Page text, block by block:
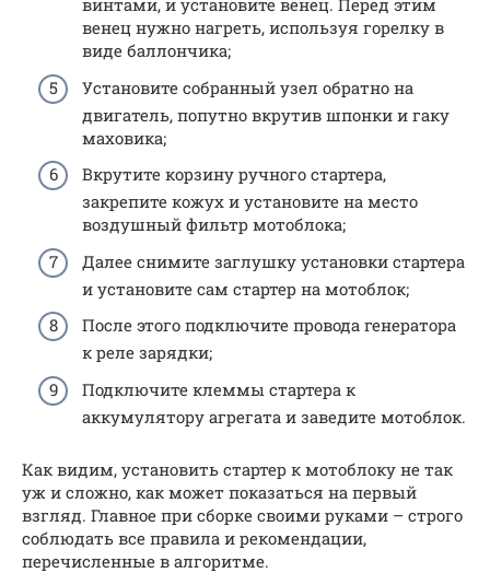
винтами, и установите венец. Перед этим
венец нужно нагреть, используя горелку в
виде баллончика;
Установите собранный узел обратно на
двигатель, попутно вкрутив шпонки и гаку
маховика;
Вкрутите корзину ручного стартера,
закрепите кожух и установите на место
воздушный фильтр мотоблока;
Далее снимите заглушку установки стартера
и установите сам стартер на мотоблок;
После этого подключите провода генератора
к реле зарядки;
Подключите клеммы стартера к
аккумулятору агрегата и заведите мотоблок.
Как видим, установить стартер к мотоблоку не так
уж и сложно, как может показаться на первый
взгляд. Главное при сборке своими руками – строго
соблюдать все правила и рекомендации,
перечисленные в алгоритме.